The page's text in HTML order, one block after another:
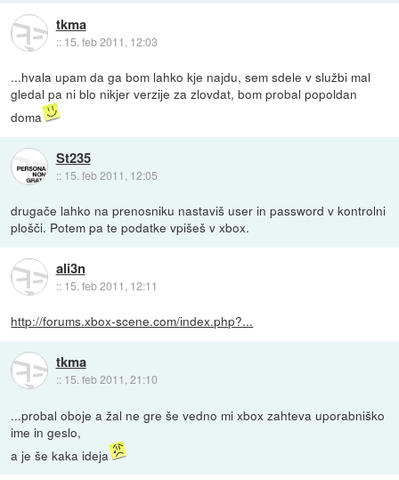
tkma
:: 15. feb 2011, 12:03
...hvala upam da ga bom lahko kje najdu, sem sdele v službi mal
gledal pa ni blo nikjer verzije za zlovdat, bom probal popoldan
doma
St235
:: 15. feb 2011, 12:05
drugače lahko na prenosniku nastaviš user in password v kontrolni
plošči. Potem pa te podatke vpišeš v xbox.
ali3n
:: 15. feb 2011, 12:11
http://forums.xbox-scene.com/index.php?...
tkma
:: 15. feb 2011, 21:10
...probal oboje a žal ne gre še vedno mi xbox zahteva uporabniško
ime in geslo,
a je še kaka ideja